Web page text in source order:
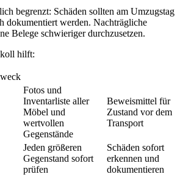
begrenzt: Schäden sollten am Umzugstag
dokumentiert werden. Nachträgliche
Belege schwieriger durchzusetzen.
hilft:
Fotos und
Inventarliste aller
Möbel und
wertvollen
Gegenstände
Beweismittel für
Zustand vor dem
Transport
Jeden größeren
Gegenstand sofort
prüfen
Schäden sofort
erkennen und
dokumentieren